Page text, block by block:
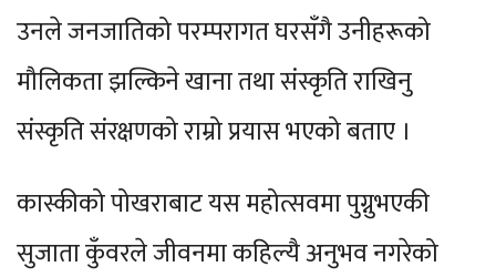
उनले जनजातिको परम्परागत घरसँगै उनीहरूको
मौलिकता झल्किने खाना तथा संस्कृति राखिनु
संस्कृति संरक्षणको राम्रो प्रयास भएको बताए ।
कास्कीको पोखराबाट यस महोत्सवमा पुग्नुभएकी
सुजाता कुँवरले जीवनमा कहिल्यै अनुभव नगरेको